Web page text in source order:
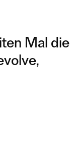
Mal die